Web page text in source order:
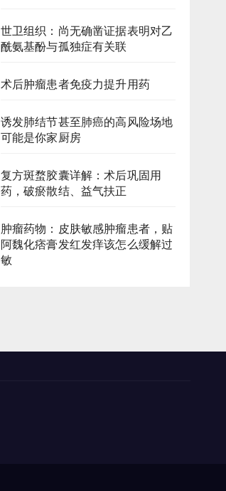
世卫组织：尚无确凿证据表明对乙
酰氨基酚与孤独症有关联
术后肿瘤患者免疫力提升用药
诱发肺结节甚至肺癌的高风险场地
可能是你家厨房
复方斑蝥胶囊详解：术后巩固用
药，破瘀散结、益气扶正
肿瘤药物：皮肤敏感肿瘤患者，贴
阿魏化痞膏发红发痒该怎么缓解过
敏